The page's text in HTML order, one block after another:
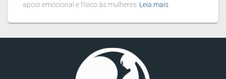
apoio emocional e físico às mulheres Leia mais